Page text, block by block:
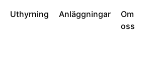
Uthyrning Anläggningar
Om
oss